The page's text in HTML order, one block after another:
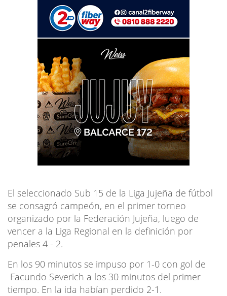
El seleccionado Sub 15 de la Liga Jujeña de fútbol
se consagró campeón, en el primer torneo
organizado por la Federación Jujeña, luego de
vencer a la Liga Regional en la definición por
penales 4 - 2.
En los 90 minutos se impuso por 1-0 con gol de
Facundo Severich a los 30 minutos del primer
tiempo. En la ida habían perdido 2-1.